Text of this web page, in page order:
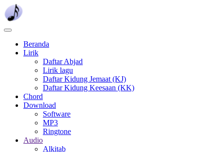
Skip
to
content
Beranda
Lirik
Daftar Abjad
Lirik lagu
Daftar Kidung Jemaat (KJ)
Daftar Kidung Keesaan (KK)
Chord
Download
Software
MP3
Ringtone
Audio
Alkitab